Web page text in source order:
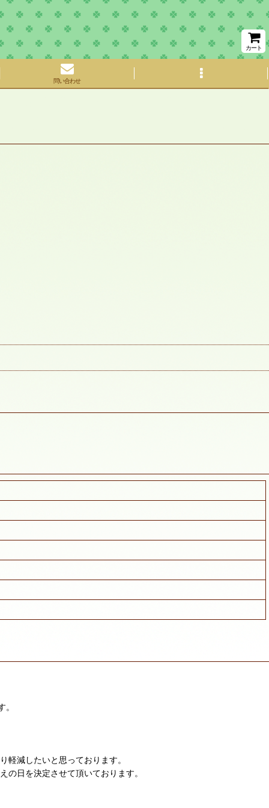
カート
問い合わせ
減したいと思っております。
日を決定させて頂いております。